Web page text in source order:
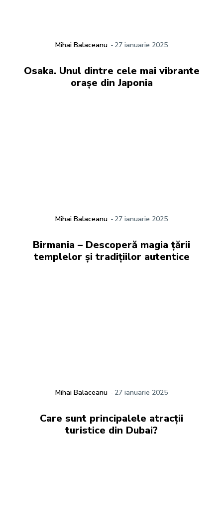
Mihai Balaceanu - 27 ianuarie 2025
Osaka. Unul dintre cele mai vibrante
orașe din Japonia
Mihai Balaceanu - 27 ianuarie 2025
Birmania – Descoperă magia țării
templelor și tradițiilor autentice
Mihai Balaceanu - 27 ianuarie 2025
Care sunt principalele atracții
turistice din Dubai?